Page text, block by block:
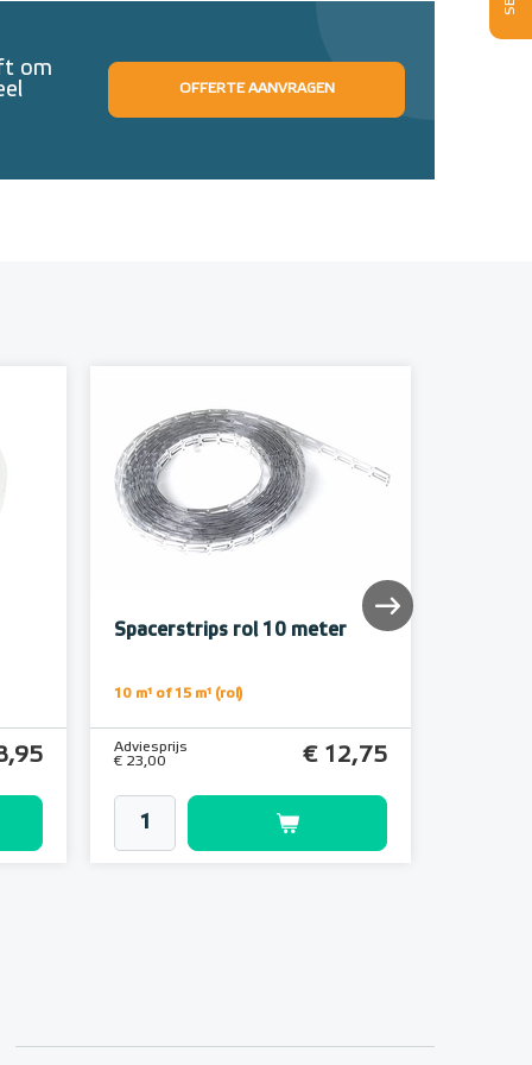
om
OFFERTE AANVRAGEN
Spacerstrips rol 10 meter
10 m¹ of 15 m¹ (rol)
Adviesprijs
€ 23,00
€ 12,75